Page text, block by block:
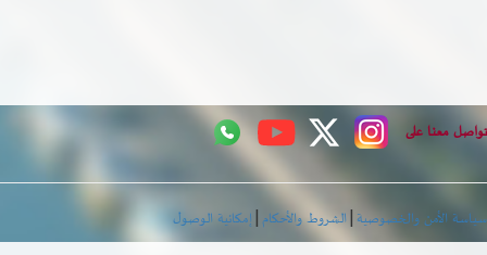
معنا على
الأمن والخصوصية| الشروط والأحكام| إمكانية الوصول